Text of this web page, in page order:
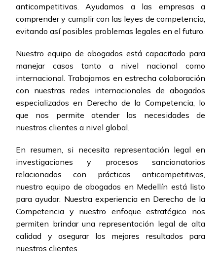
anticompetitivas. Ayudamos a las empresas a
comprender y cumplir con las leyes de competencia,
evitando así posibles problemas legales en el futuro.
Nuestro equipo de abogados está capacitado para
manejar casos tanto a nivel nacional como
internacional. Trabajamos en estrecha colaboración
con nuestras redes internacionales de abogados
especializados en Derecho de la Competencia, lo
que nos permite atender las necesidades de
nuestros clientes a nivel global.
En resumen, si necesita representación legal en
investigaciones y procesos sancionatorios
relacionados con prácticas anticompetitivas,
nuestro equipo de abogados en Medellín está listo
para ayudar. Nuestra experiencia en Derecho de la
Competencia y nuestro enfoque estratégico nos
permiten brindar una representación legal de alta
calidad y asegurar los mejores resultados para
nuestros clientes.